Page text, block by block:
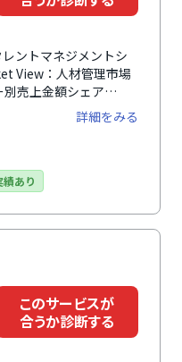
ントマネジメントシ
View：人材管理市場
売上金額シェア
材管理市場：ベンダー
年度））。あらゆる人
し、社員の個性・才能
配置、人材育成、評
やすい直感的なUI・
も柔軟に行えます。
）の導入実績と蓄積
ーザーコミュニティも
きた事例を学び合えま
詳細をみる
績あり
このサービスが
合うか診断する